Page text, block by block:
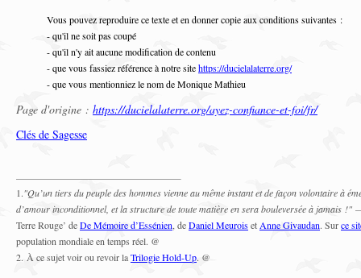
Vous pouvez reproduire ce texte et en donner copie aux conditions suivantes :
- qu'il ne soit pas coupé
- qu'il n'y ait aucune modification de contenu
- que vous fassiez référence à notre sitehttps://ducielalaterre.org/
- que vous mentionniez le nom de Monique Mathieu
Page d'origine : https://ducielalaterre.org/ayez-confiance-et-foi/fr/
Clés de Sagesse
1."Qu’un tiers du peuple des hommes vienne au même instant et de façon volontaire à
d’amour inconditionnel, et la structure de toute matière en serabouleversée à jamais !"
Terre Rouge’ deDe Mémoire d’Essénien , deDaniel Meuroiset Anne Givaudan. Surce
population mondiale en temps réel. @
2. À ce sujet voir ou revoir laTrilogie Hold-Up. @